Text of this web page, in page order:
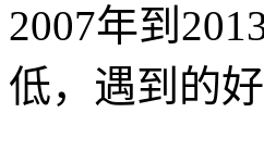
2007年到
低，遇到的